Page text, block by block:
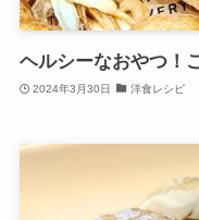
ヘルシーなおやつ！
2024年3月30日 洋食レシピ